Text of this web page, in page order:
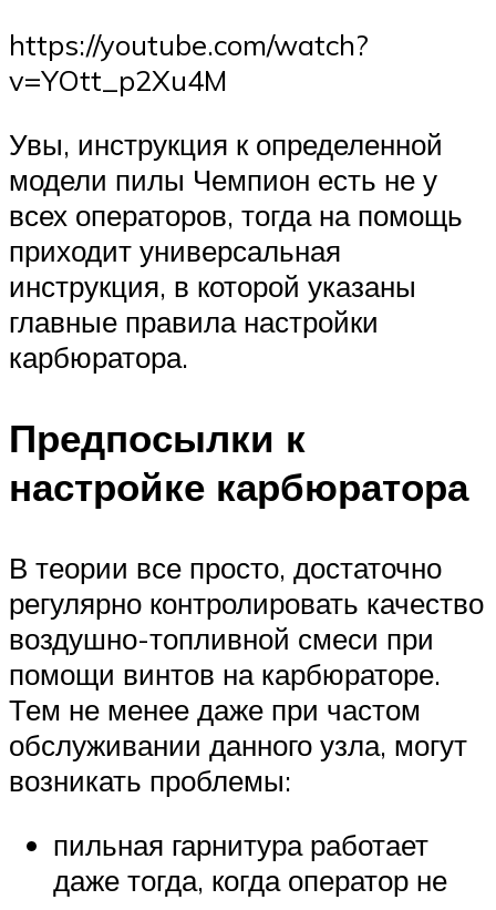
https://youtube.com/watch?
v=YOtt_p2Xu4M
Увы, инструкция к определенной
модели пилы Чемпион есть не у
всех операторов, тогда на помощь
приходит универсальная
инструкция, в которой указаны
главные правила настройки
карбюратора.
Предпосылки к
настройке карбюратора
В теории все просто, достаточно
регулярно контролировать качество
воздушно-топливной смеси при
помощи винтов на карбюраторе.
Тем не менее даже при частом
обслуживании данного узла, могут
возникать проблемы:
пильная гарнитура работает
даже тогда, когда оператор не